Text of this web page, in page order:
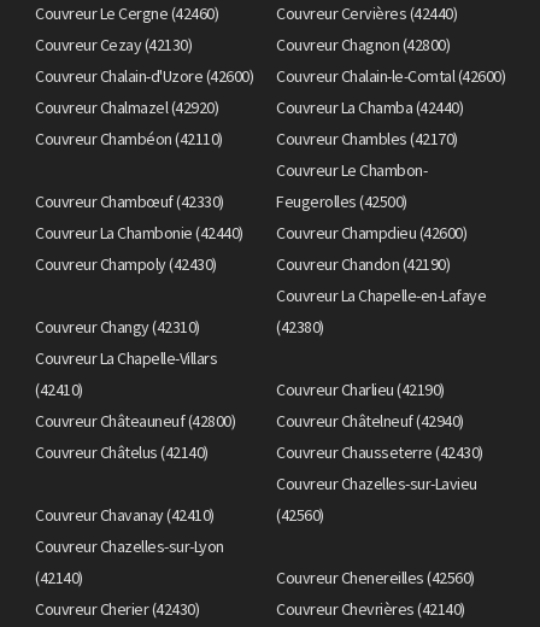
Couvreur Le Cergne (42460)
Couvreur Cervières (42440)
Couvreur Cezay (42130)
Couvreur Chagnon (42800)
Couvreur Chalain-d'Uzore (42600)
Couvreur Chalain-le-Comtal (42600)
Couvreur Chalmazel (42920)
Couvreur La Chamba (42440)
Couvreur Chambéon (42110)
Couvreur Chambles (42170)
Couvreur Chambœuf (42330)
Couvreur Le Chambon-
Feugerolles (42500)
Couvreur La Chambonie (42440)
Couvreur Champdieu (42600)
Couvreur Champoly (42430)
Couvreur Chandon (42190)
Couvreur Changy (42310)
Couvreur La Chapelle-en-Lafaye
(42380)
Couvreur La Chapelle-Villars
(42410)
Couvreur Charlieu (42190)
Couvreur Châteauneuf (42800)
Couvreur Châtelneuf (42940)
Couvreur Châtelus (42140)
Couvreur Chausseterre (42430)
Couvreur Chavanay (42410)
Couvreur Chazelles-sur-Lavieu
(42560)
Couvreur Chazelles-sur-Lyon
(42140)
Couvreur Chenereilles (42560)
Couvreur Cherier (42430)
Couvreur Chevrières (42140)